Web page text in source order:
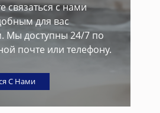
связаться с нами
для вас
Мы доступны 24/7 по
почте или телефону.
С Нами